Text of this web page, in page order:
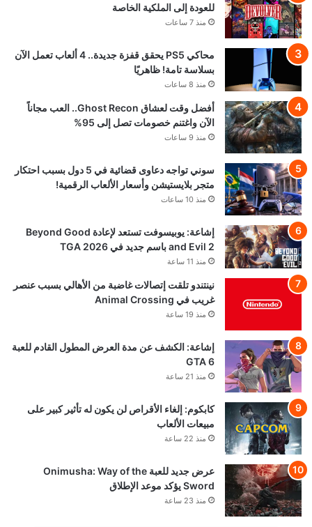
للعودة إلى الملكية الخاصة
منذ 7 ساعات
محاكي PS5 يحقق قفزة جديدة.. 4 ألعاب تعمل الآن
بسلاسة تامة! ظاهريًا
منذ 8 ساعات
أفضل وقت لعشاق Ghost Recon.. العب مجاناً
الآن واغتنم خصومات تصل إلى 95%
منذ 9 ساعات
سوني تواجه دعاوى قضائية في 5 دول بسبب احتكار
متجر بلايستيشن وأسعار الألعاب الرقمية!
منذ 10 ساعات
إشاعة: يوبيسوفت تستعد لإعادة Beyond Good
and Evil 2 باسم جديد في TGA 2026
منذ 11 ساعة
نينتندو تلقت إتصالات غاضبة من الأهالي بسبب عنصر
غريب في Animal Crossing
منذ 19 ساعة
إشاعة: الكشف عن مدة العرض المطول القادم للعبة
GTA 6
منذ 21 ساعة
كابكوم: إلغاء الأقراص لن يكون له تأثير كبير على
مبيعات الألعاب
منذ 22 ساعة
عرض جديد للعبة Onimusha: Way of the
Sword يؤكد موعد الإطلاق
منذ 23 ساعة